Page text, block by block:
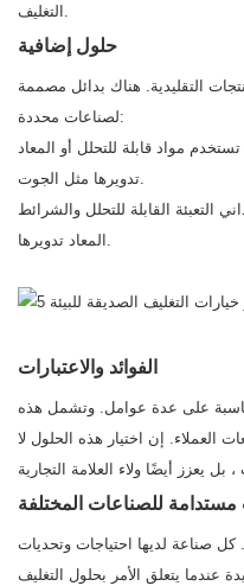
التغليف.
حلول إضافية
التقليدية. هناك بدائل مصممة
لصناعات محددة:
مواد قابلة للتحلل أو المعاد
تدويرها مثل الجوت.
القابلة للتحلل والشرائط
المعاد تدويرها.
الفوائد والاعتبارات
على عدة عوامل. وتشمل هذه
العملاء. إن اختيار هذه الحلول لا
مستدامة للصناعات المختلفة
صناعة لديها احتياجات وتحديات